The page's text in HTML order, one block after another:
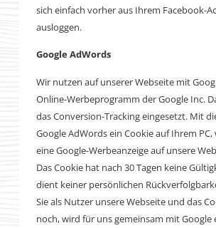
sich einfach vorher aus Ihrem Facebook-
ausloggen.
Google AdWords
Wir nutzen auf unserer Webseite mit
Online-Werbeprogramm der Google Inc.
das Conversion-Tracking eingesetzt. Mit
Google AdWords ein Cookie auf Ihrem PC,
eine Google-Werbeanzeige auf unsere
Das Cookie hat nach 30 Tagen keine
dient keiner persönlichen
Sie als Nutzer unsere Webseite und das
noch, wird für uns gemeinsam mit Google